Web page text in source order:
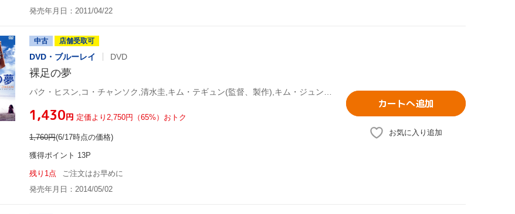
発売年月日：2011/04/22
中古 店舗受取可
DVD・ブルーレイ DVD
裸足の夢
¥1,430円 定価より2,750円（65%）おトク
1,760円(6/17時点の価格)
獲得ポイント 13P
残り1点
ご注文はお早めに
発売年月日：2014/05/02
カートへ追加
お気に入り追加